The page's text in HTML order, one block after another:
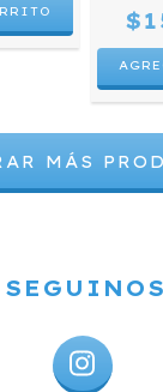
MÁS
SEGUINOS